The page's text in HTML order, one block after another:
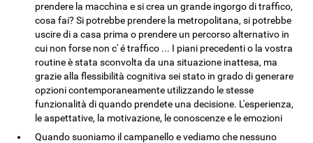
prendere la macchina e si crea un grande ingorgo di traffico,
cosa fai? Si potrebbe prendere la metropolitana, si potrebbe
uscire di a casa prima o prendere un percorso alternativo in
cui non forse non c' é traffico ... I piani precedenti o la vostra
routine è stata sconvolta da una situazione inattesa, ma
grazie alla flessibilità cognitiva sei stato in grado di generare
opzioni contemporaneamente utilizzando le stesse
funzionalità di quando prendete una decisione. L'esperienza,
le aspettative, la motivazione, le conoscenze e le emozioni
Quando suoniamo il campanello e vediamo che nessuno